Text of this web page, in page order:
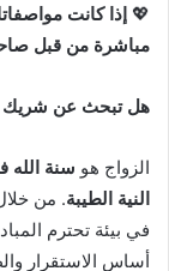
💖 إذا كانت
مباشرة من قبل
هل تبحث عن شريك
الزواج هو سنة الله
النية الطيبة. من
في بيئة تحترم
أساس الاستقرار